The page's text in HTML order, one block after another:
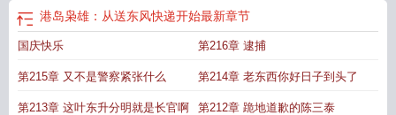
乱讲，我是正经生意人，小心我告你诽谤！”（Ps：本书又名《港岛枭雄：开局绑
架大嫂》《大亨之路从快递员开始》。）
雄从送东风快递开始(1-97)
港岛枭雄从送东风快递开始
枭雄从送东风快递开始 起点中文网
港岛枭雄从1985 港岛枭雄从送东风快递开始
最新章节 无弹窗港岛之枭雄港岛枭雄从送东风快递开始笔趣阁港岛枭雄从送
港岛枭雄：从送东风快递开始最新章节
国庆快乐 第216章 逮捕
第215章 又不是警察紧张什么 第214章 老东西你好日子到头了
第213章 这叶东升分明就是长官啊 第212章 跪地道歉的陈三泰